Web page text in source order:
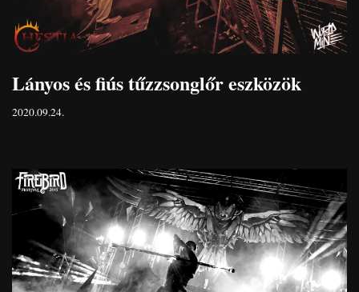
Lányos és fiús tűzzsonglőr eszközök
2020.09.24.